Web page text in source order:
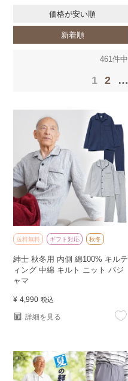
価格が安い順
新着順
461 件中
1 2 …
送料無料 ギフト対応 秋冬
紳士 秋冬用 内側 綿100% キルテ
ィング 中綿 キルト ニット パジ
ャマ
¥ 4,990 税込
詳細を見る